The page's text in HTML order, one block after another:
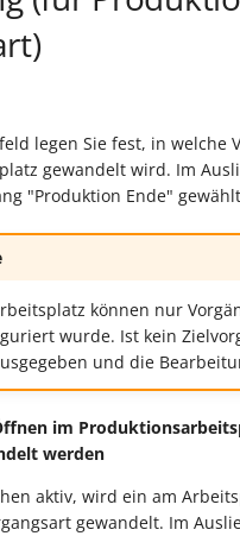
legen Sie fest, in welche
gewandelt wird. Im
"Produktion Ende"
können nur
wurde. Ist kein
und die
im
werden
aktiv, wird ein am
gewandelt. Im